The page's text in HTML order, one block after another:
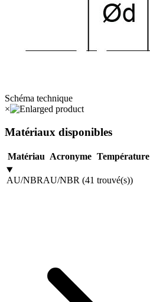
Schéma technique
×
Matériaux disponibles
Matériau Acronyme Température
AU/NBRAU/NBR (41 trouvé(s))